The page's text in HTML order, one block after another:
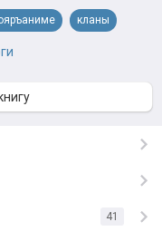
кланы
15.08.23
41